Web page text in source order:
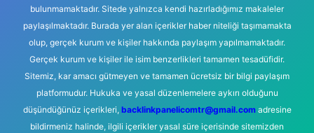
bulunmamaktadır. Sitede yalnızca kendi hazırladığımız makaleler
paylaşılmaktadır. Burada yer alan içerikler haber niteliği taşımamakta
olup, gerçek kurum ve kişiler hakkında paylaşım yapılmamaktadır.
Gerçek kurum ve kişiler ile isim benzerlikleri tamamen tesadüfidir.
Sitemiz, kar amacı gütmeyen ve tamamen ücretsiz bir bilgi paylaşım
platformudur. Hukuka ve yasal düzenlemelere aykırı olduğunu
düşündüğünüz içerikleri, backlinkpanelicomtr@gmail.comadresine
bildirmeniz halinde, ilgili içerikler yasal süre içerisinde sitemizden